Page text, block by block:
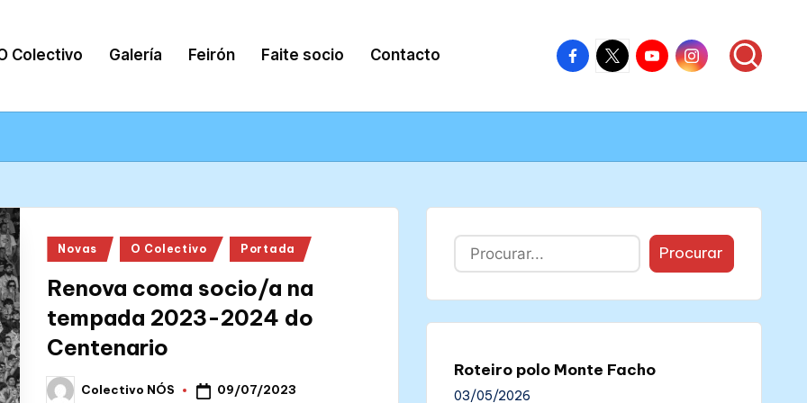
Colectivo Galería Feirón Faite socio Contacto
Facebook
–
Nós
X
–
Nós
Youtube
–
Nós
Instagram
–
Nós
Posted
Novas O Colectivo Portada
Renova coma socio/a na
tempada 2023-2024 do
Centenario
PostedColectivo NÓS 09/07/2023
Buscar Procurar
Roteiro polo Monte Facho
03/05/2026